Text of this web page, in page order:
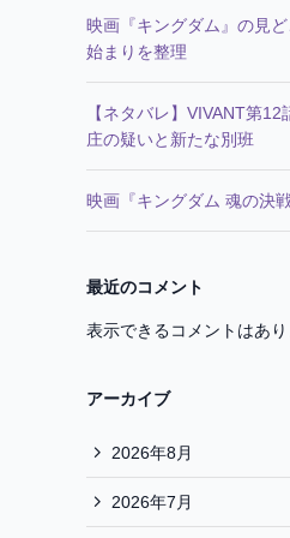
映画『キングダム』の見
始まりを整理
【ネタバレ】VIVANT第
庄の疑いと新たな別班
映画『キングダム 魂の決
最近のコメント
表示できるコメントはあり
アーカイブ
2026年8月
2026年7月